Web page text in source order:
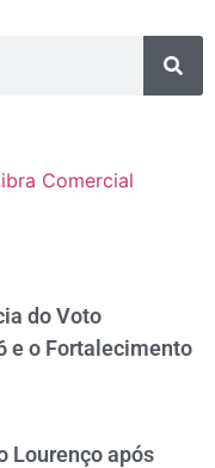
Comercial
do Voto
e o Fortalecimento
Lourenço após